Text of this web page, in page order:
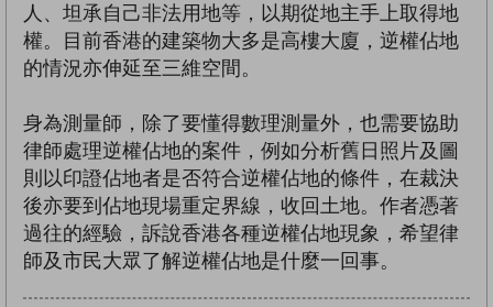
人、坦承自己非法用地等，以期從地主手上取得地
權。目前香港的建築物大多是高樓大廈，逆權佔地
的情況亦伸延至三維空間。
身為測量師，除了要懂得數理測量外，也需要協助
律師處理逆權佔地的案件，例如分析舊日照片及圖
則以印證佔地者是否符合逆權佔地的條件，在裁決
後亦要到佔地現場重定界線，收回土地。作者憑著
過往的經驗，訴說香港各種逆權佔地現象，希望律
師及市民大眾了解逆權佔地是什麼一回事。